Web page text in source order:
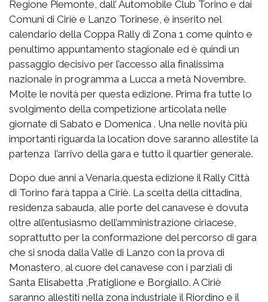
Regione Piemonte, dall’ Automobile Club Torino e dai
Comuni di Ciriè e Lanzo Torinese, è inserito nel
calendario della Coppa Rally di Zona 1 come quinto e
penultimo appuntamento stagionale ed è quindi un
passaggio decisivo per l’accesso alla finalissima
nazionale in programma a Lucca a metà Novembre.
Molte le novità per questa edizione. Prima fra tutte lo
svolgimento della competizione articolata nelle
giornate di Sabato e Domenica . Una nelle novità più
importanti riguarda la location dove saranno allestite la
partenza l’arrivo della gara e tutto il quartier generale.
Dopo due anni a Venaria,questa edizione il Rally Città
di Torino farà tappa a Ciriè. La scelta della cittadina,
residenza sabauda, alle porte del canavese è dovuta
oltre all’entusiasmo dell’amministrazione ciriacese,
soprattutto per la conformazione del percorso di gara
che si snoda dalla Valle di Lanzo con la prova di
Monastero, al cuore del canavese con i parziali di
Santa Elisabetta ,Pratiglione e Borgiallo. A Ciriè
saranno allestiti nella zona industriale il Riordino e il